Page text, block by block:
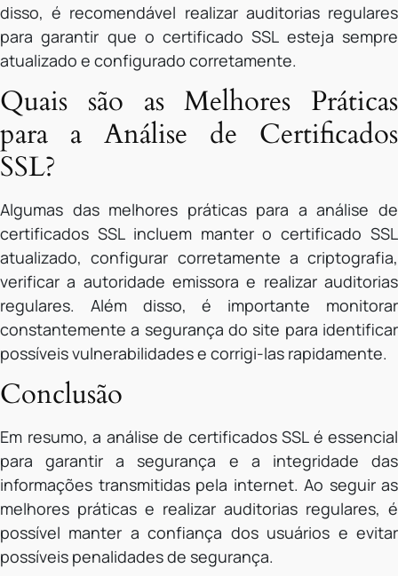
disso, é recomendável realizar auditorias regulares
para garantir que o certificado SSL esteja sempre
atualizado e configurado corretamente.
Quais são as Melhores Práticas
para a Análise de Certificados
SSL?
Algumas das melhores práticas para a análise de
certificados SSL incluem manter o certificado SSL
atualizado, configurar corretamente a criptografia,
verificar a autoridade emissora e realizar auditorias
regulares. Além disso, é importante monitorar
constantemente a segurança do site para identificar
possíveis vulnerabilidades e corrigi-las rapidamente.
Conclusão
Em resumo, a análise de certificados SSL é essencial
para garantir a segurança e a integridade das
informações transmitidas pela internet. Ao seguir as
melhores práticas e realizar auditorias regulares, é
possível manter a confiança dos usuários e evitar
possíveis penalidades de segurança.